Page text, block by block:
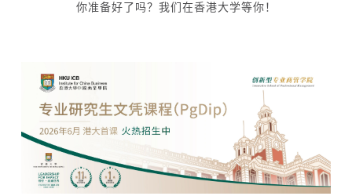
你准备好了吗？我们在香港大学等你！